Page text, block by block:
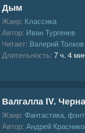
Дым
Жанр: Классика
Автор: Иван Тургенев
Читает: Валерий Толков
Длительность: 7 ч. 4
Валгалла IV.
Жанр: Фантастика,
Автор: Андрей